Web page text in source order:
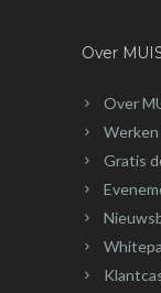
Over
Over
Gratis